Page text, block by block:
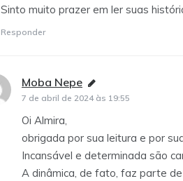
Sinto muito prazer em ler suas
Responder
Moba Nepe disse:
7 de abril de 2024 às 19:55
Oi Almira,
obrigada por sua leitura e por
Incansável e determinada são
A dinâmica, de fato, faz parte